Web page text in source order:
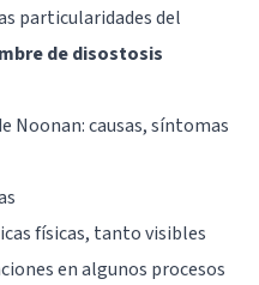
particularidades del
de disostosis
Noonan: causas, síntomas
físicas, tanto visibles
en algunos procesos